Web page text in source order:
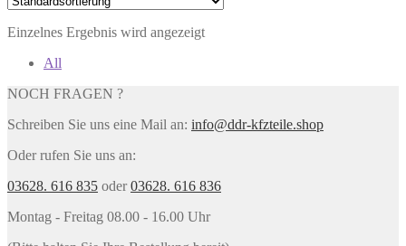
Einzelnes Ergebnis wird angezeigt
All
NOCH FRAGEN ?
Schreiben Sie uns eine Mail an: info@ddr-kfzteile.shop
Oder rufen Sie uns an:
03628. 616 835 oder03628. 616 836
Montag - Freitag 08.00 - 16.00 Uhr